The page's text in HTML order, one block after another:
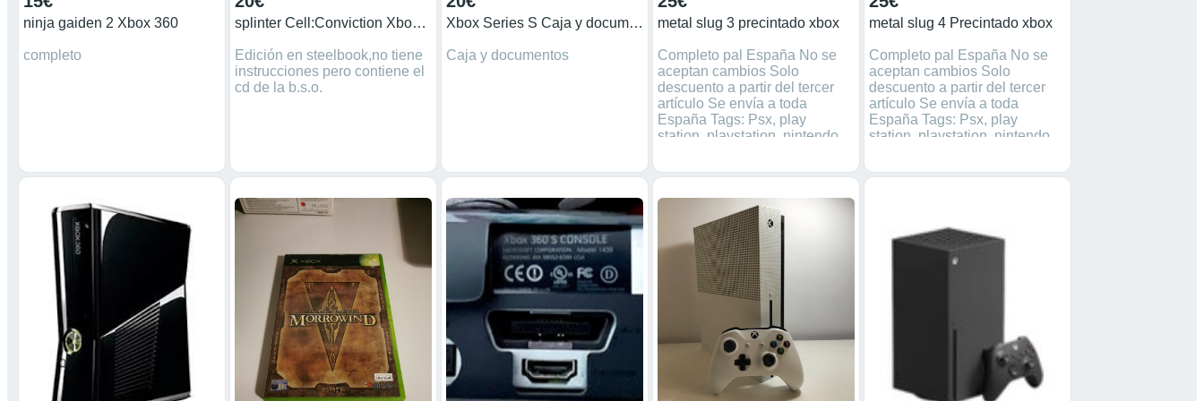
ninja gaiden 2 Xbox 360
completo
splinter Cell:Conviction Xbox 360
Edición en steelbook,no tiene
instrucciones pero contiene el
cd de la b.s.o.
Xbox Series S Caja y documentos
Caja y documentos
metal slug 3 precintado xbox
Completo pal España No se
aceptan cambios Solo
descuento a partir del tercer
artículo Se envía a toda
España Tags: Psx, play
station, playstation, nintendo,
retro, videojuegos
metal slug 4 Precintado xbox
Completo pal España No se
aceptan cambios Solo
descuento a partir del tercer
artículo Se envía a toda
España Tags: Psx, play
station, playstation, nintendo,
retro, videojuegos